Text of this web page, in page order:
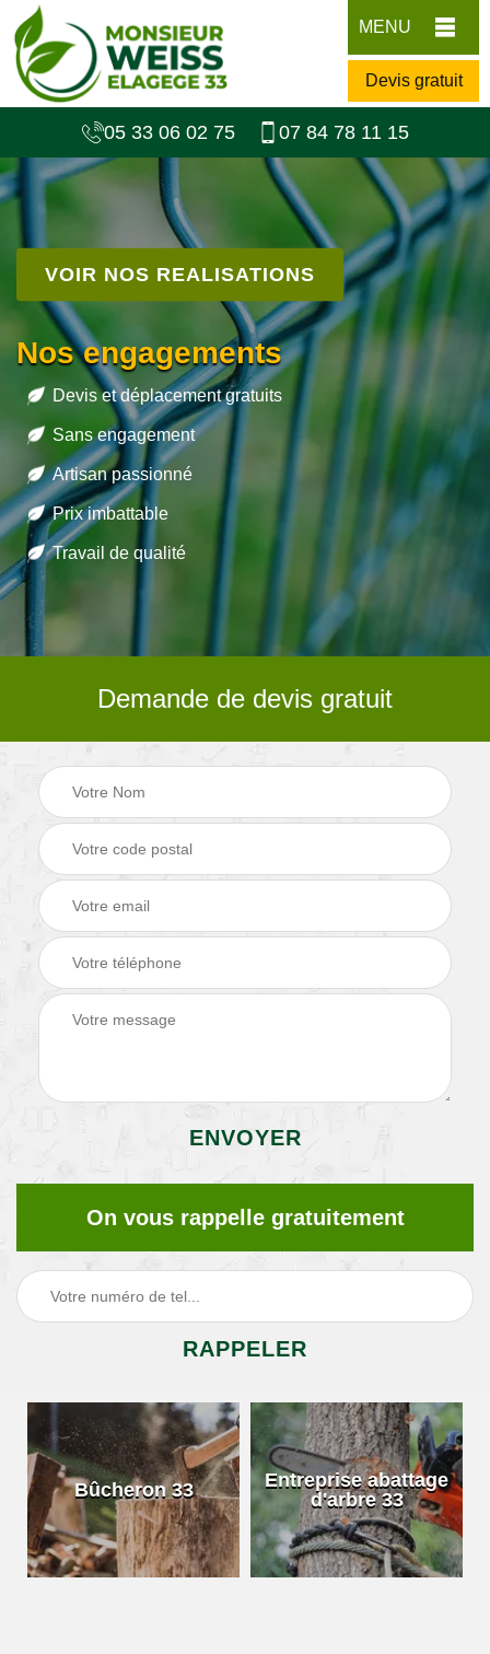
MENU
Devis gratuit
05 33 06 02 75 07 84 78 11 15
VOIR NOS REALISATIONS
Nos engagements
Devis et déplacement gratuits
Sans engagement
Artisan passionné
Prix imbattable
Travail de qualité
Demande de devis gratuit
On vous rappelle gratuitement
Bûcheron 33
Entreprise abattage
d'arbre 33